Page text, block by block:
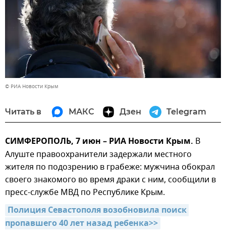
© РИА Новости Крым
Читать в МАКС Дзен Telegram
СИМФЕРОПОЛЬ, 7 июн – РИА Новости Крым. В
Алуште правоохранители задержали местного
жителя по подозрению в грабеже: мужчина обокрал
своего знакомого во время драки с ним, сообщили в
пресс-службе МВД по Республике Крым.
Полиция Севастополя возобновила поиск
пропавшего 40 лет назад ребенка>>